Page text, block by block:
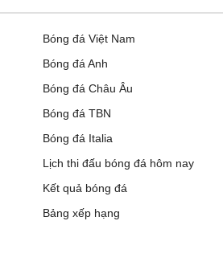
Bóng đá Việt Nam
Bóng đá Anh
Bóng đá Châu Âu
Bóng đá TBN
Bóng đá Italia
Lịch thi đấu bóng đá hôm nay
Kết quả bóng đá
Bảng xếp hạng